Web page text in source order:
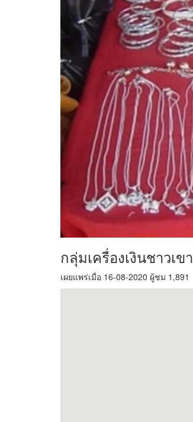
กลุ่มเครื่องเงินชาวเขา
เผยแพร่เมื่อ 16-08-2020 ผู้ชม 1,891